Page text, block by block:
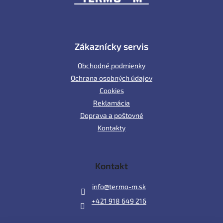
Zákaznícky servis
Obchodné podmienky
Ochrana osobných údajov
Cookies
Reklamácia
Doprava a poštovné
Kontakty
Kontakt
info@termo-m.sk
+421 918 649 216